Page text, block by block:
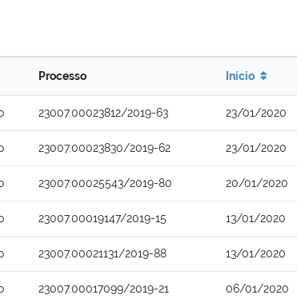
Processo Início
23007.00023812/2019-63 23/01/2020
23007.00023830/2019-62 23/01/2020
23007.00025543/2019-80 20/01/2020
23007.00019147/2019-15 13/01/2020
23007.00021131/2019-88 13/01/2020
23007.00017099/2019-21 06/01/2020